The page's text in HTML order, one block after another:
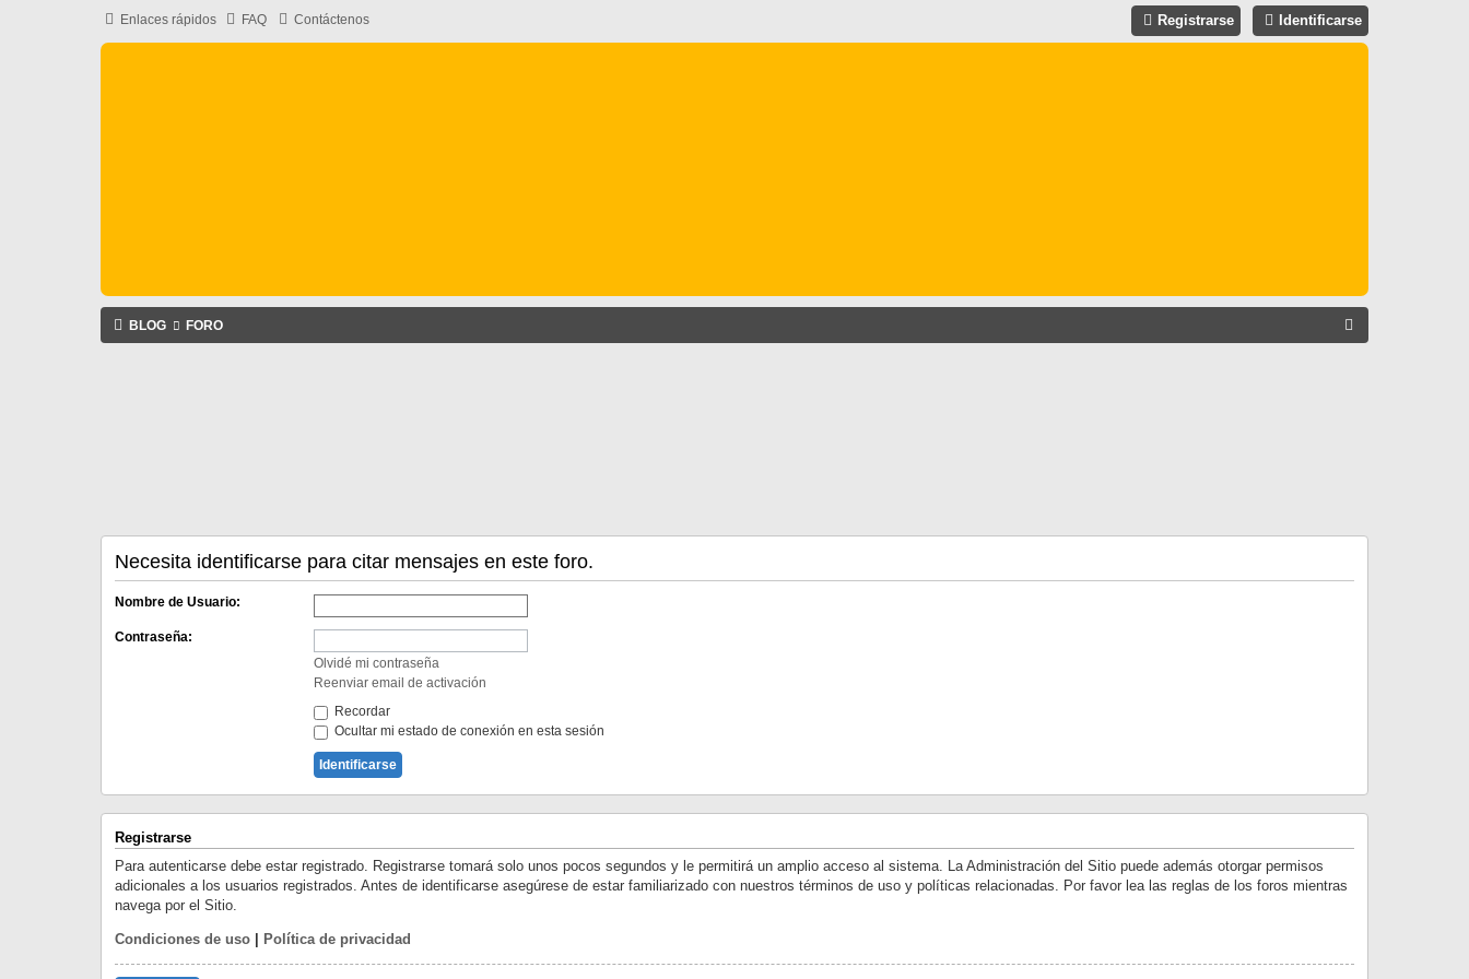
Enlaces rápidos FAQ Contáctenos Identificarse
Registrarse
BLOG FORO
Necesita identificarse para citar mensajes en este foro.
Nombre de Usuario:
Contraseña:
Olvidé mi contraseña
Reenviar email de activación
Recordar
Ocultar mi estado de conexión en esta sesión
Registrarse
Para autenticarse debe estar registrado. Registrarse tomará solo unos pocos segundos y le permitirá un amplio acceso al sistema. La Administración del Sitio puede además otorgar permisos
adicionales a los usuarios registrados. Antes de identificarse asegúrese de estar familiarizado con nuestros términos de uso y políticas relacionadas. Por favor lea las reglas de los foros mientras
navega por el Sitio.
Condiciones de uso Política de privacidad